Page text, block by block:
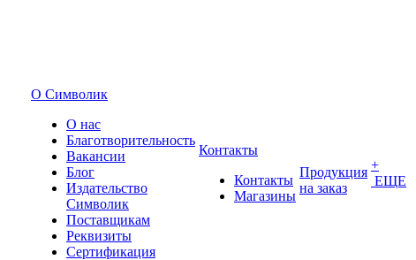
О Символик
О нас
Благотворительность
Вакансии
Блог
Издательство
Символик
Поставщикам
Реквизиты
Сертификация
Контакты
Контакты
Магазины
Продукция
на заказ
+
ЕЩЕ